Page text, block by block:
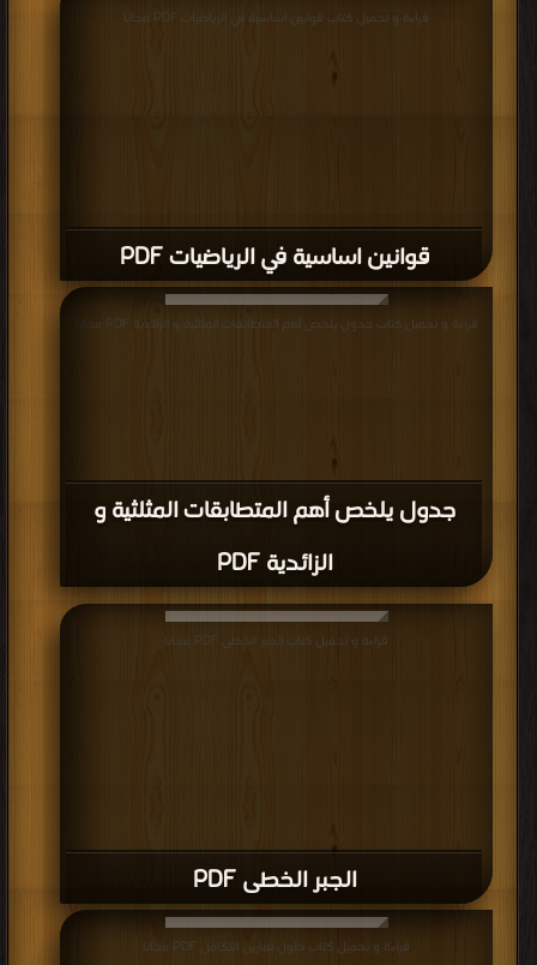
الاقتراحي والتفاضل والتكامل العلائقي والتفاضل والتكامل المؤكد.
قوانين اساسية في الرياضيات PDF
قراءة و تحميل كتاب قوانين اساسية في الرياضيات PDF مجانا
جدول يلخص أهم المتطابقات المثلثية و
الزائدية PDF
قراءة و تحميل كتاب جدول يلخص أهم المتطابقات المثلثية و الزائدية PDF مجانا
الجبر الخطى PDF
قراءة و تحميل كتاب الجبر الخطى PDF مجانا
قراءة و تحميل كتاب حلول تمارين التكامل PDF مجانا